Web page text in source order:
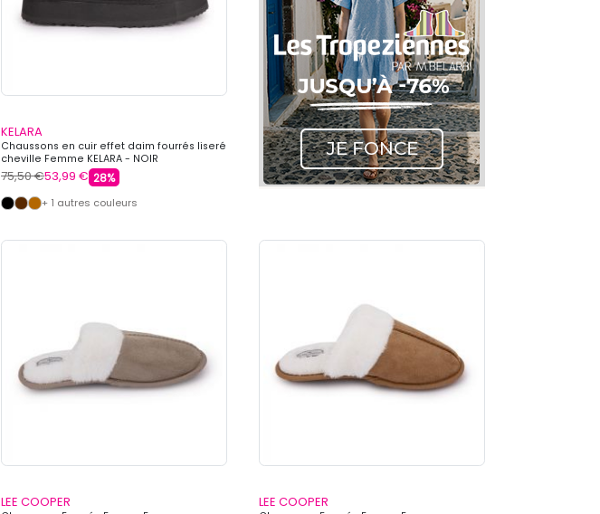
KELARA
Chaussons en cuir effet daim fourrés liseré
cheville Femme KELARA - NOIR
75,50 €53,99 € 28%
+ 1 autres couleurs
LEE COOPER LEE COOPER